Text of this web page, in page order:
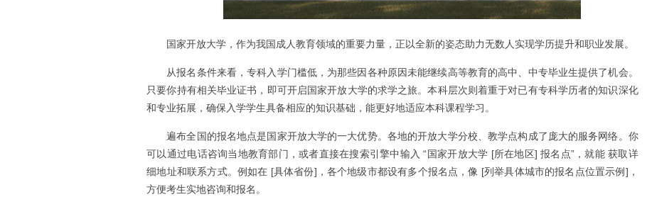
国家开放大学，作为我国成人教育领域的重要力量，正以全新的姿态助力无数人实现学历提升和职业发展。
从报名条件来看，专科入学门槛低，为那些因各种原因未能继续高等教育的高中、中专毕业生提供了机会。
只要你持有相关毕业证书，即可开启国家开放大学的求学之旅。本科层次则着重于对已有专科学历者的知识深化
和专业拓展，确保入学学生具备相应的知识基础，能更好地适应本科课程学习。
遍布全国的报名地点是国家开放大学的一大优势。各地的开放大学分校、教学点构成了庞大的服务网络。你
可以通过电话咨询当地教育部门，或者直接在搜索引擎中输入 “国家开放大学 [所在地区] 报名点”，就能 获取详
细地址和联系方式。例如在 [具体省份]，各个地级市都设有多个报名点，像 [列举具体城市的报名点位置示例]，
方便考生实地咨询和报名。